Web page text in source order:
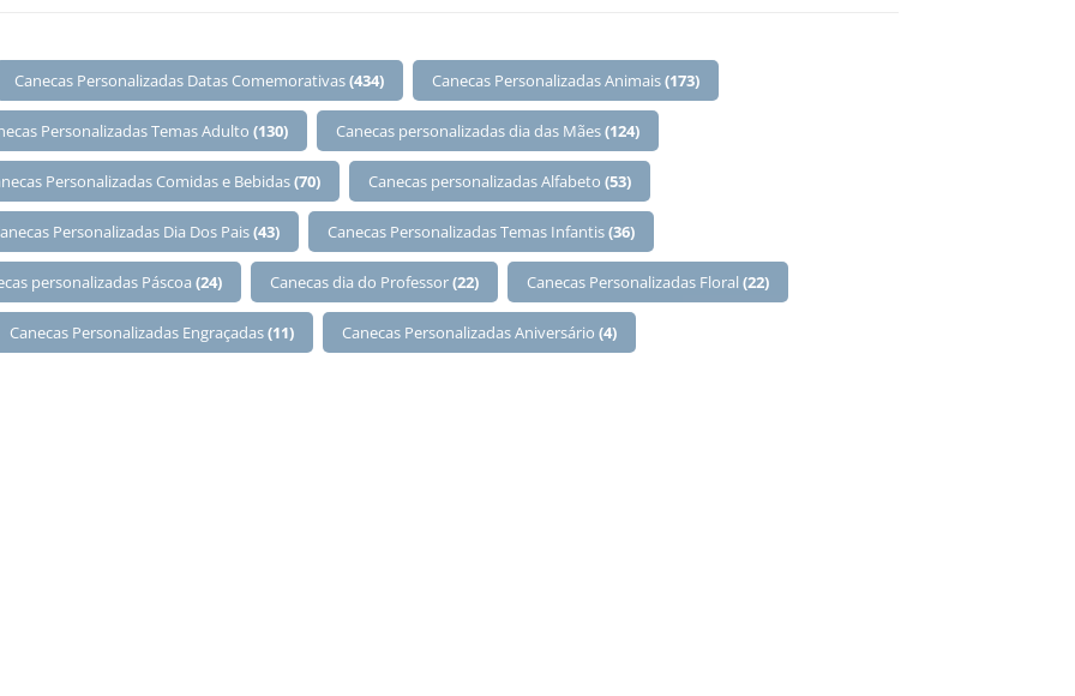
Canecas Personalizadas Datas Comemorativas(434) Canecas Personalizadas Animais(173)
Personalizadas Temas Adulto (130) Canecas personalizadas dia das Mães(124)
Personalizadas Comidas e Bebidas(70) Canecas personalizadas Alfabeto (53)
Personalizadas Dia Dos Pais(43) Canecas Personalizadas Temas Infantis(36)
personalizadas Páscoa (24) Canecas dia do Professor(22) Canecas Personalizadas Floral (22)
Canecas Personalizadas Engraçadas(11) Canecas Personalizadas Aniversário (4)